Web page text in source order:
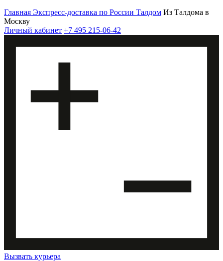
Главная Экспресс-доставка по России Талдом Из Талдома в
Москву
Личный кабинет +7 495 215-06-42
Вызвать курьера